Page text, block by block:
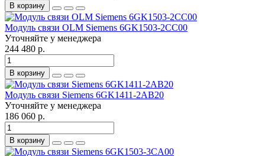
В корзину
Модуль связи OLM Siemens 6GK1503-2CC00
Уточняйте у менеджера
244 480 р.
В корзину
Модуль связи Siemens 6GK1411-2AB20
Уточняйте у менеджера
186 060 р.
В корзину